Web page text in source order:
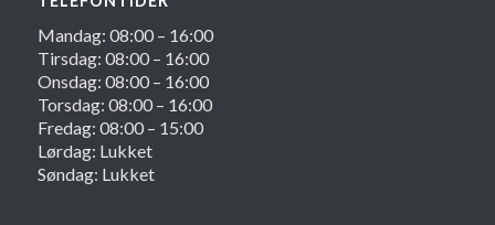
Mandag: 08:00 – 16:00
Tirsdag: 08:00 – 16:00
Onsdag: 08:00 – 16:00
Torsdag: 08:00 – 16:00
Fredag: 08:00 – 15:00
Lørdag: Lukket
Søndag: Lukket